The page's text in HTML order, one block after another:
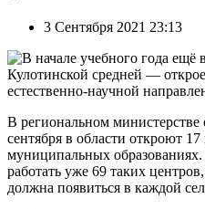
3 Сентября 2021 23:13
В региональном министерстве
сентября в области откроют
муниципальных
работать уже 69 таких
должна появиться в каждой